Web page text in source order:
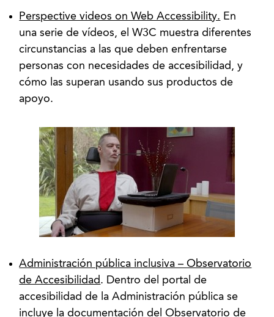
Perspective videos on Web Accessibility. En
una serie de vídeos, el W3C muestra diferentes
circunstancias a las que deben enfrentarse
personas con necesidades de accesibilidad, y
cómo las superan usando sus productos de
apoyo.
Administración pública inclusiva – Observatorio
de Accesibilidad. Dentro del portal de
accesibilidad de la Administración pública se
incluye la documentación del Observatorio de